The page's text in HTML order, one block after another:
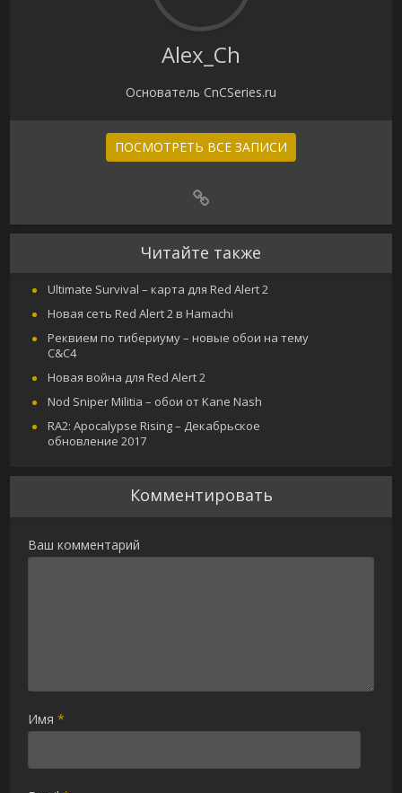
Alex_Ch
Основатель CnCSeries.ru
ПОСМОТРЕТЬ ВСЕ ЗАПИСИ
Читайте также
Ultimate Survival – карта для Red Alert 2
Новая сеть Red Alert 2 в Hamachi
Реквием по тибериуму – новые обои на тему
C&C4
Новая война для Red Alert 2
Nod Sniper Militia – обои от Kane Nash
RA2: Apocalypse Rising – Декабрьское
обновление 2017
Комментировать
Ваш комментарий
Имя*